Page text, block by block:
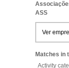
ASS
Ver
Matches in
Activity